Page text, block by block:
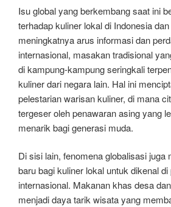
Isu global yang berkembang saat ini
terhadap kuliner lokal di Indonesia
meningkatnya arus informasi dan
internasional, masakan tradisional
di kampung-kampung seringkali
kuliner dari negara lain. Hal ini
pelestarian warisan kuliner, di mana
tergeser oleh penawaran asing yang
menarik bagi generasi muda.
Di sisi lain, fenomena globalisasi juga
baru bagi kuliner lokal untuk dikenal di
internasional. Makanan khas desa
menjadi daya tarik wisata yang